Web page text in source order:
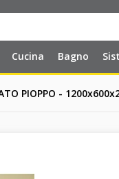
Cucina Bagno
PIOPPO -